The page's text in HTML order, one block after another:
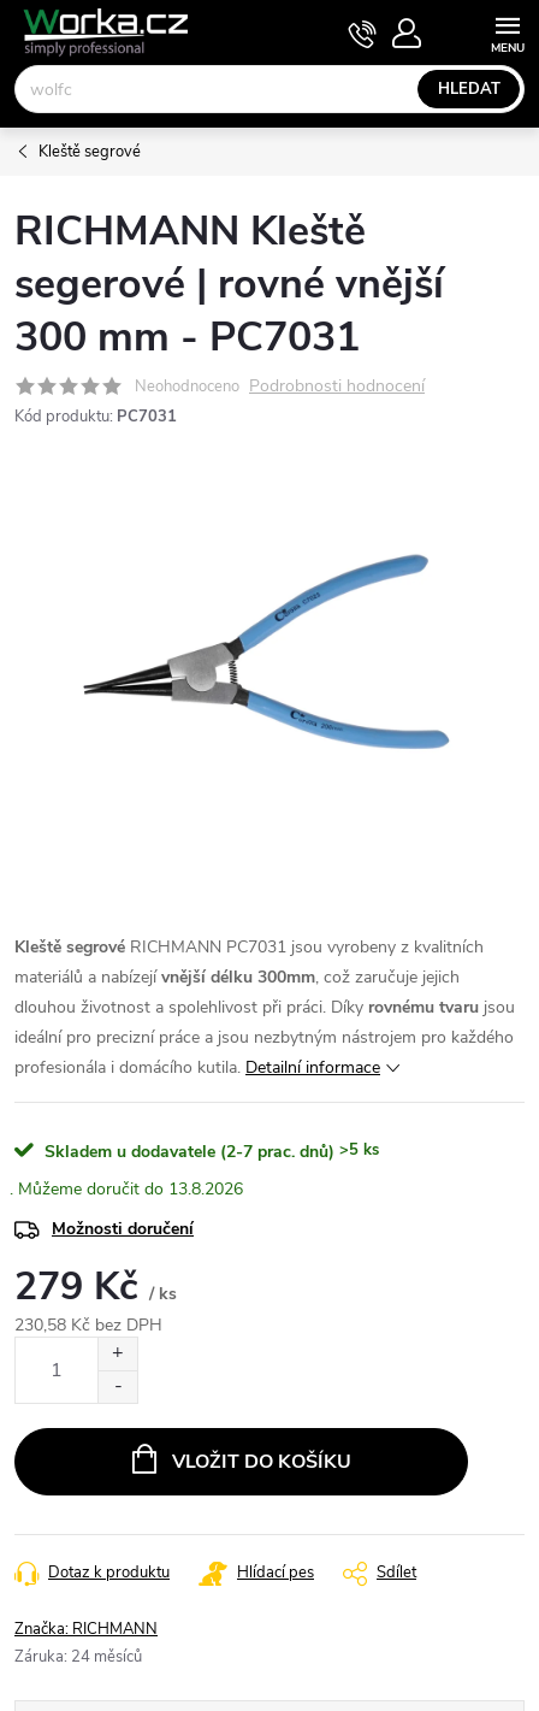
Přejít
obsah
HLEDAT
NÁKUPNÍ
KOŠÍK
Kleště segrové
RICHMANN Kleště
segerové | rovné vnější
300 mm - PC7031
Neohodnoceno Podrobnosti hodnocení
Kód produktu: PC7031
Kleště segrové RICHMANN PC7031 jsou vyrobeny z kvalitních
materiálů a nabízejívnější délku 300mm, což zaručuje jejich
dlouhou životnost a spolehlivost při práci. Díky rovnému tvaru jsou
ideální pro precizní práce a jsou nezbytným nástrojem pro každého
profesionála i domácího kutila. Detailní informace
Skladem u dodavatele (2-7 prac. dnů) >5 ks
13.8.2026
Možnosti doručení
279 Kč / ks
230,58 Kč bez DPH
VLOŽIT DO KOŠÍKU
Dotaz k produktu Hlídací pes Sdílet
Značka: RICHMANN
Záruka: 24 měsíců